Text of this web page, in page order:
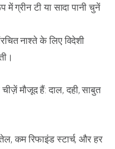
ग्रीन टी या सादा पानी चुनें
नाश्ते के लिए विदेशी
मौजूद हैं: दाल, दही, साबुत
कम रिफाइंड स्टार्च, और हर